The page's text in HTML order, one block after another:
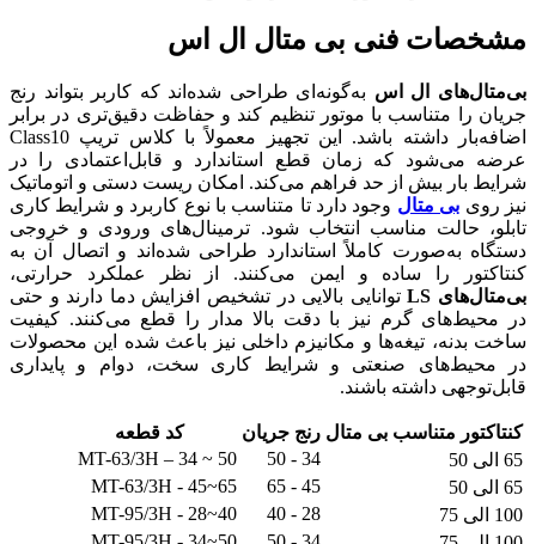
مشخصات فنی بی متال ال اس
بی‌متال‌های ال اس به‌گونه‌ای طراحی شده‌اند که کاربر بتواند رنج
جریان را متناسب با موتور تنظیم کند و حفاظت دقیق‌تری در برابر
اضافه‌بار داشته باشد. این تجهیز معمولاً با کلاس تریپ Class10
عرضه می‌شود که زمان قطع استاندارد و قابل‌اعتمادی را در
شرایط بار بیش از حد فراهم می‌کند. امکان ریست دستی و اتوماتیک
نیز روی بی‌ متال وجود دارد تا متناسب با نوع کاربرد و شرایط کاری
تابلو، حالت مناسب انتخاب شود. ترمینال‌های ورودی و خروجی
دستگاه به‌صورت کاملاً استاندارد طراحی شده‌اند و اتصال آن به
کنتاکتور را ساده و ایمن می‌کنند. از نظر عملکرد حرارتی،
بی‌متال‌های LS
توانایی بالایی در تشخیص افزایش دما دارند و حتی
در محیط‌های گرم نیز با دقت بالا مدار را قطع می‌کنند. کیفیت
ساخت بدنه، تیغه‌ها و مکانیزم داخلی نیز باعث شده این محصولات
در محیط‌های صنعتی و شرایط کاری سخت، دوام و پایداری
قابل‌توجهی داشته باشند.
کنتاکتور متناسب بی متال رنج جریان
کد قطعه
65 الی 50
34 - 50
MT-63/3H – 34 ~ 50
65 الی 50
45 - 65
MT-63/3H - 45~65
100 الی 75
28 - 40
MT-95/3H - 28~40